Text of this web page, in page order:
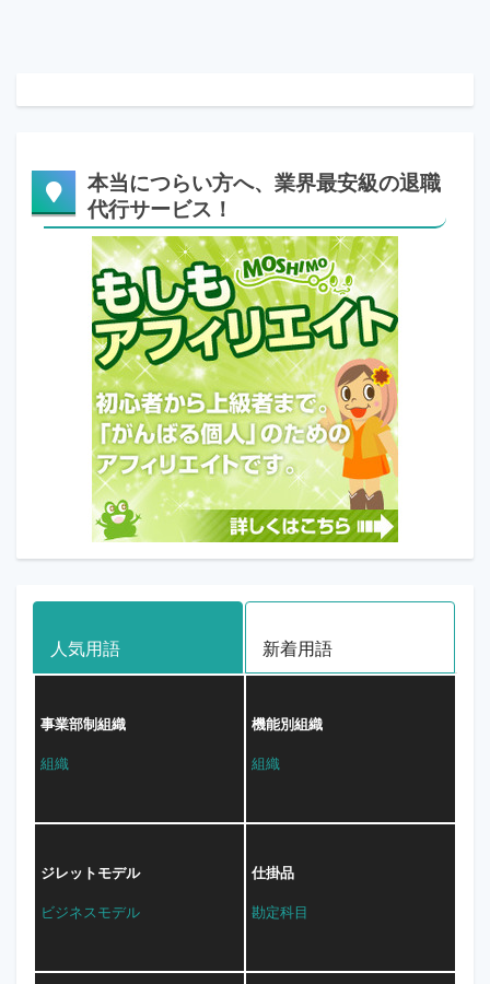
本当につらい方へ、業界最安級の退職
代行サービス！
人気用語 新着用語
事業部制組織
組織
機能別組織
組織
ジレットモデル
ビジネスモデル
仕掛品
勘定科目